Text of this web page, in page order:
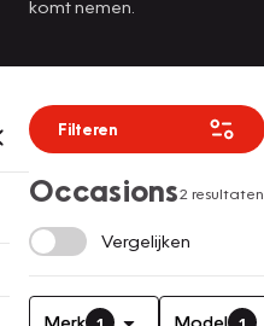
komt nemen.
Filteren
Occasions2 resultaten
Vergelijken
Merk Model